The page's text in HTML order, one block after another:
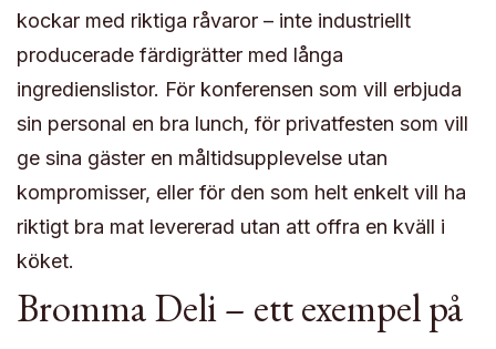
kockar med riktiga råvaror – inte industriellt
producerade färdigrätter med långa
ingredienslistor. För konferensen som vill erbjuda
sin personal en bra lunch, för privatfesten som vill
ge sina gäster en måltidsupplevelse utan
kompromisser, eller för den som helt enkelt vill ha
riktigt bra mat levererad utan att offra en kväll i
köket.
Bromma Deli – ett exempel på